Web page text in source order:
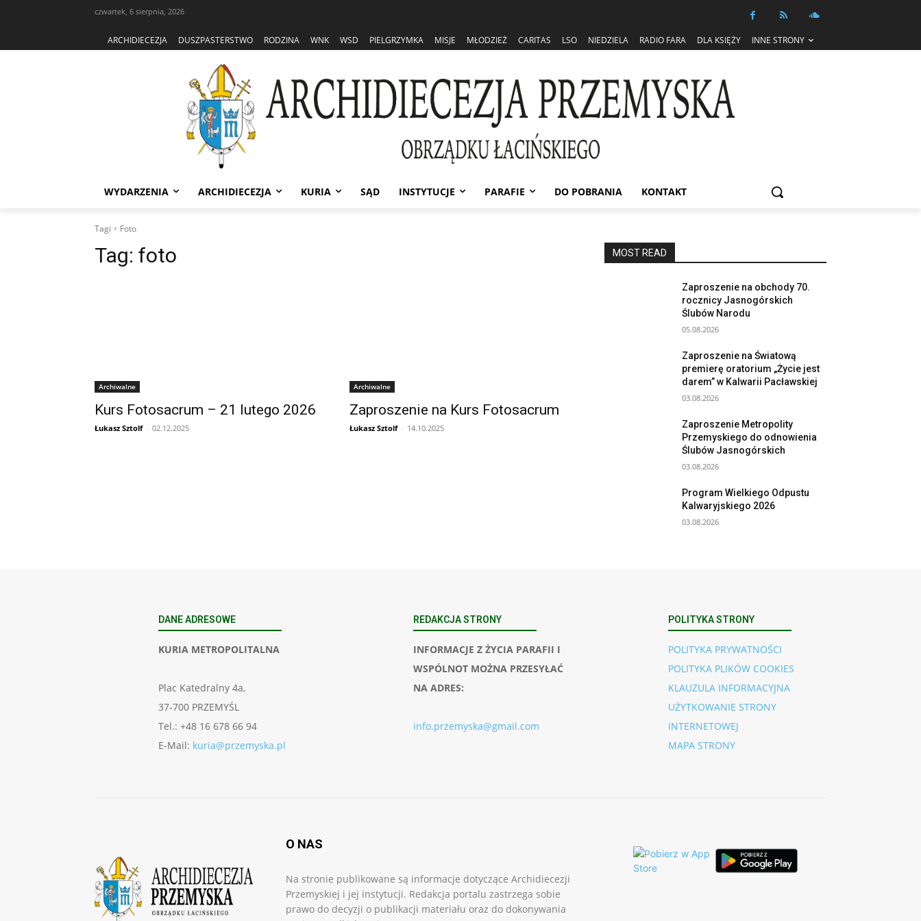
czwartek, 6 sierpnia, 2026
ARCHIDIECEZJA DUSZPASTERSTWO RODZINA WNK WSD PIELGRZYMKA MISJE MŁODZIEŻ CARITAS LSO NIEDZIELA RADIO FARA DLA KSIĘŻY INNE STRONY
WYDARZENIA ARCHIDIECEZJA KURIA SĄD INSTYTUCJE PARAFIE DO POBRANIA KONTAKT
Tagi Foto
Tag: foto
Archiwalne
Kurs Fotosacrum – 21 lutego 2026
Łukasz Sztolf - 02.12.2025
Archiwalne
Zaproszenie na Kurs Fotosacrum
Łukasz Sztolf - 14.10.2025
MOST READ
Zaproszenie na obchody 70.
rocznicy Jasnogórskich
Ślubów Narodu
05.08.2026
Zaproszenie na Światową
premierę oratorium „Życie jest
darem” w Kalwarii Pacławskiej
03.08.2026
Zaproszenie Metropolity
Przemyskiego do odnowienia
Ślubów Jasnogórskich
03.08.2026
Program Wielkiego Odpustu
Kalwaryjskiego 2026
03.08.2026
DANE ADRESOWE
KURIA METROPOLITALNA
Plac Katedralny 4a,
37-700 PRZEMYŚL
Tel.: +48 16 678 66 94
E-Mail: kuria@przemyska.pl
REDAKCJA STRONY
INFORMACJE Z ŻYCIA PARAFII I
WSPÓLNOT MOŻNA PRZESYŁAĆ
NA ADRES:
info.przemyska@gmail.com
POLITYKA STRONY
POLITYKA PRYWATNOŚCI
POLITYKA PLIKÓW COOKIES
KLAUZULA INFORMACYJNA
UŻYTKOWANIE STRONY
INTERNETOWEJ
MAPA STRONY
O NAS
Na stronie publikowane są informacje dotyczące Archidiecezji
Przemyskiej i jej instytucji. Redakcja portalu zastrzega sobie
prawo do decyzji o publikacji materiału oraz do dokonywania